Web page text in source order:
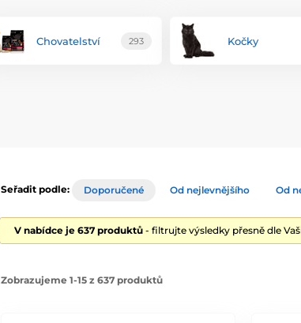
Chovatelství 293 Kočky
Seřadit podle: Doporučené Od nejlevnějšího Od
V nabídce je 637 produktů - filtrujte výsledky přesně dle
Zobrazujeme 1-15 z 637 produktů